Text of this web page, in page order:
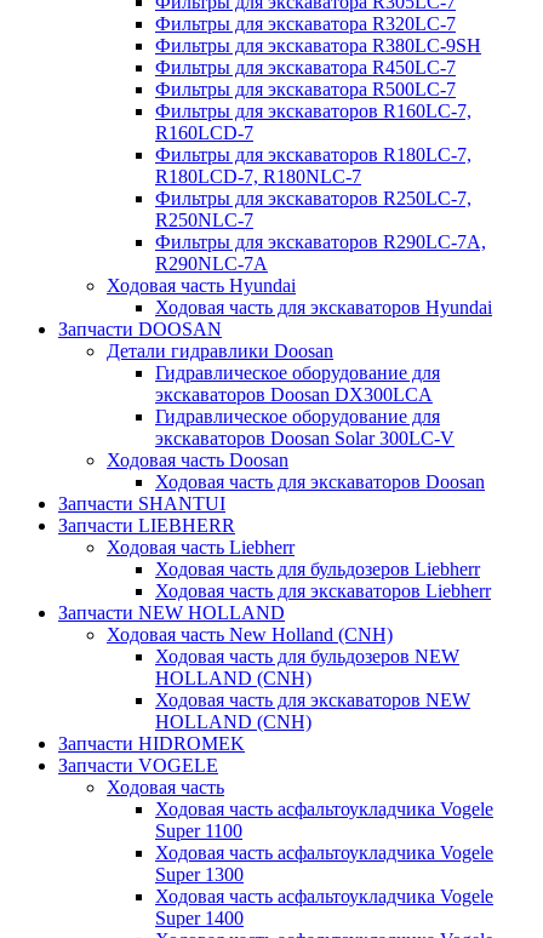
Фильтры для экскаватора R320LC-7
Фильтры для экскаватора R380LC-9SH
Фильтры для экскаватора R450LC-7
Фильтры для экскаватора R500LC-7
Фильтры для экскаваторов R160LC-7,
R160LCD-7
Фильтры для экскаваторов R180LC-7,
R180LCD-7, R180NLC-7
Фильтры для экскаваторов R250LC-7,
R250NLC-7
Фильтры для экскаваторов R290LC-7A,
R290NLC-7A
Ходовая часть Hyundai
Ходовая часть для экскаваторов Hyundai
Запчасти DOOSAN
Детали гидравлики Doosan
Гидравлическое оборудование для
экскаваторов Doosan DX300LCA
Гидравлическое оборудование для
экскаваторов Doosan Solar 300LC-V
Ходовая часть Doosan
Ходовая часть для экскаваторов Doosan
Запчасти SHANTUI
Запчасти LIEBHERR
Ходовая часть Liebherr
Ходовая часть для бульдозеров Liebherr
Ходовая часть для экскаваторов Liebherr
Запчасти NEW HOLLAND
Ходовая часть New Holland (CNH)
Ходовая часть для бульдозеров NEW
HOLLAND (CNH)
Ходовая часть для экскаваторов NEW
HOLLAND (CNH)
Запчасти HIDROMEK
Запчасти VOGELE
Ходовая часть
Ходовая часть асфальтоукладчика Vogele
Super 1100
Ходовая часть асфальтоукладчика Vogele
Super 1300
Ходовая часть асфальтоукладчика Vogele
Super 1400